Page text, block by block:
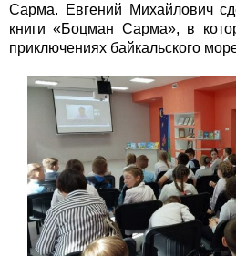
Сарма. Евгений Михайлович
книги «Боцман Сарма», в
приключениях байкальского